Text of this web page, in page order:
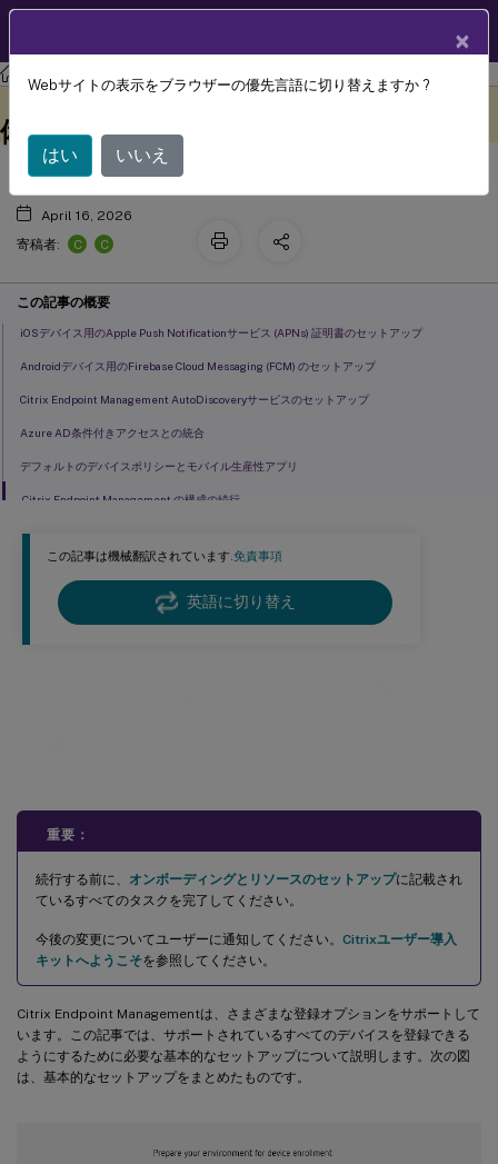
Citrix Endpoint Management
この記事は機械翻訳されています.免責事項
英語に切り替え
重要：
続行する前に、 オンボーディングとリソースのセットアップに記載され
ているすべてのタスクを完了してください。
今後の変更についてユーザーに通知してください。 Citrixユーザー導入
キットへようこそを参照してください。
Citrix Endpoint Managementは、さまざまな登録オプションをサポートして
います。この記事では、サポートされているすべてのデバイスを登録できる
ようにするために必要な基本的なセットアップについて説明します。次の図
は、基本的なセットアップをまとめたものです。
デバイスの登録とリソースの配信の準
備
April 16, 2026
寄稿者:
C C
この記事の概要
iOSデバイス用のApple Push Notificationサービス (APNs) 証明書のセットアップ
Androidデバイス用のFirebase Cloud Messaging (FCM) のセットアップ
Citrix Endpoint Management AutoDiscoveryサービスのセットアップ
Azure AD条件付きアクセスとの統合
デフォルトのデバイスポリシーとモバイル生産性アプリ
Citrix Endpoint Management の構成の続行
×
Webサイトの表示をブラウザーの優先言語に切り替えますか ?
はい いいえ